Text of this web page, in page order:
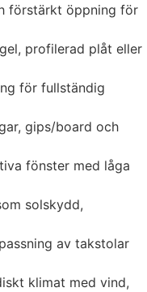
förstärkt öppning för
profilerad plåt eller
för fullständig
gips/board och
fönster med låga
solskydd,
av takstolar
klimat med vind,